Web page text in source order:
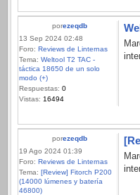
porezeqdb
13 Sep 2024 02:48
Foro: Reviews de Linternas
Tema: Weltool T2 TAC -
táctica 18650 de un solo
modo (+)
Respuestas: 0
Vistas: 16494
porezeqdb
19 Ago 2024 01:39
Foro: Reviews de Linternas
Tema: [Review] Fitorch P200
(14000 lúmenes y batería
46800)